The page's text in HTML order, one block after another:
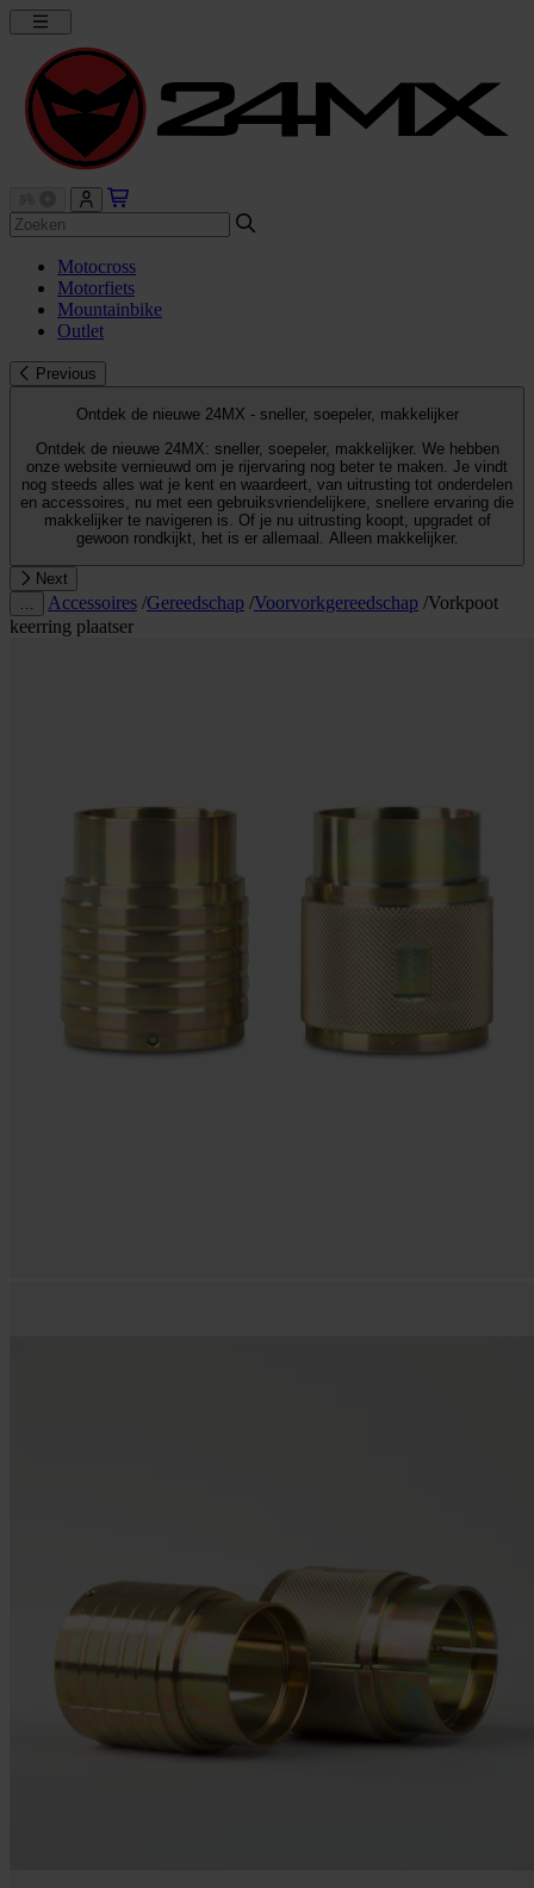
Motocross
Motorfiets
Mountainbike
Outlet
Previous
Ontdek de nieuwe 24MX - sneller, soepeler, makkelijker
Ontdek de nieuwe 24MX: sneller, soepeler, makkelijker. We hebben
onze website vernieuwd om je rijervaring nog beter te maken. Je vindt
nog steeds alles wat je kent en waardeert, van uitrusting tot onderdelen
en accessoires, nu met een gebruiksvriendelijkere, snellere ervaring die
makkelijker te navigeren is. Of je nu uitrusting koopt, upgradet of
gewoon rondkijkt, het is er allemaal. Alleen makkelijker.
Next
Accessoires /Gereedschap /Voorvorkgereedschap /Vorkpoot
keerring plaatser